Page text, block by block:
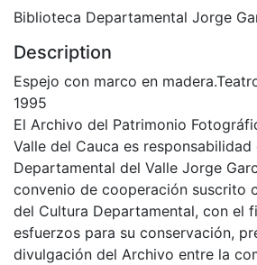
Biblioteca Departamental Jorge
Description
Espejo con marco en
1995
El Archivo del Patrimonio
Valle del Cauca es
Departamental del Valle Jorge
convenio de cooperación suscrito
del Cultura Departamental, con el
esfuerzos para su conservación,
divulgación del Archivo entre la